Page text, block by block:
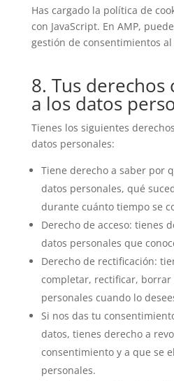
Has cargado la política de
con JavaScript. En AMP,
gestión de consentimientos
8. Tus derechos
a los datos
Tienes los siguientes
datos personales:
Tiene derecho a saber por
datos personales, qué
durante cuánto tiempo se
Derecho de acceso: tienes
datos personales que
Derecho de rectificación:
completar, rectificar,
personales cuando lo
Si nos das tu
datos, tienes derecho a
consentimiento y a que se
personales.